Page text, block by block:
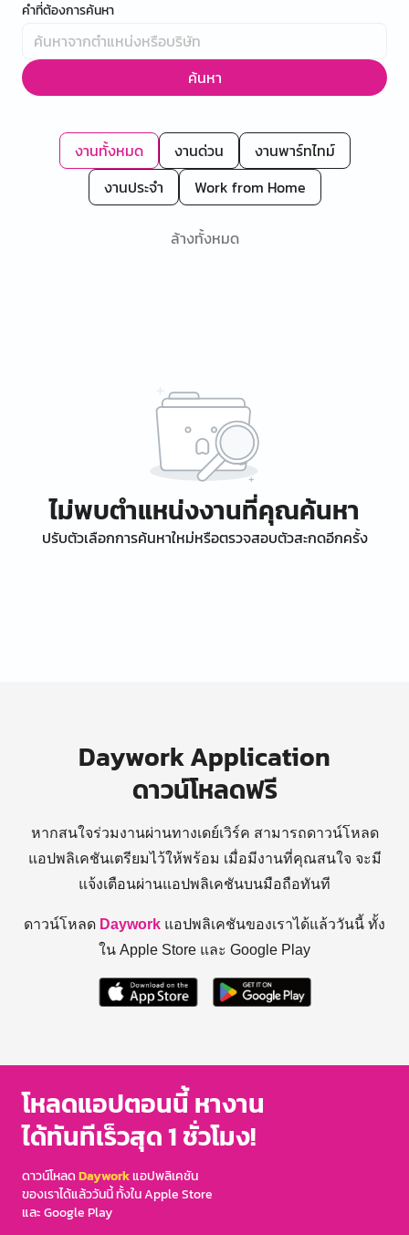
คำที่ต้องการค้นหา
ค้นหา
งานทั้งหมด งานด่วน
งานพาร์ทไทม์
งานประจำ
Work from Home
ล้างทั้งหมด
ไม่พบตำแหน่งงานที่คุณค้นหา
ปรับตัวเลือกการค้นหาใหม่หรือตรวจสอบตัวสะกดอีกครั้ง
Daywork Application
ดาวน์โหลดฟรี
หากสนใจร่วมงานผ่านทางเดย์เวิร์ค สามารถดาวน์โหลด
แอปพลิเคชันเตรียมไว้ให้พร้อม เมื่อมีงานที่คุณสนใจ จะมี
แจ้งเตือนผ่านแอปพลิเคชันบนมือถือทันที
ดาวน์โหลด Daywork แอปพลิเคชันของเราได้แล้ววันนี้ ทั้ง
ใน Apple Store และ Google Play
โหลดแอปตอนนี้ หางาน
ได้ทันทีเร็วสุด 1 ชั่วโมง!
ดาวน์โหลดDayworkแอปพลิเคชัน
ของเราได้แล้ววันนี้ ทั้งใน Apple Store
และ Google Play